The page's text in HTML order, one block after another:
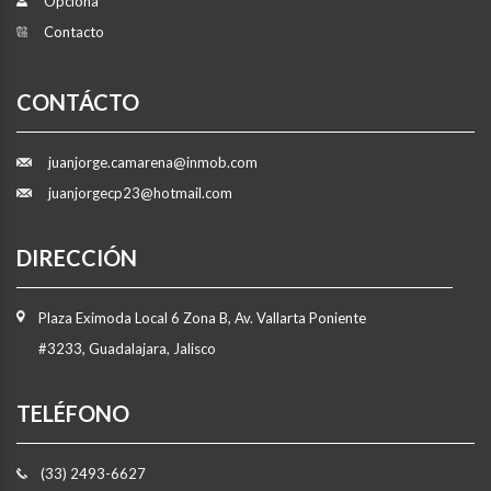
Contacto
CONTÁCTO
juanjorge.camarena@inmob.com
juanjorgecp23@hotmail.com
DIRECCIÓN
Plaza Eximoda Local 6 Zona B, Av. Vallarta Poniente
#3233, Guadalajara, Jalisco
TELÉFONO
(33) 2493-6627